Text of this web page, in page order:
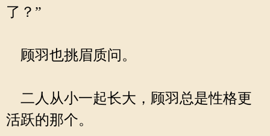
了？”
顾羽也挑眉质问。
二人从小一起长大，顾羽总是性格更
活跃的那个。